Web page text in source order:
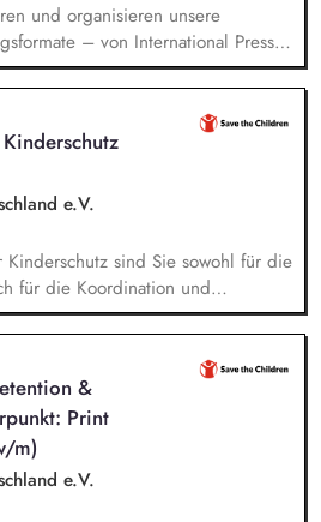
und organisieren unsere
– von International Press
und Aspen Fireside
Formaten wie der Aspen
Gala und neuen
identifizieren aktuelle politische
Referentinnen sowie
Politik, Wirtschaft, Wissenschaft,
e.V.
sind Sie sowohl für die
für die Koordination und
Workshops
Ansprache und Akquise von
für Trainings zum sensiblen
-videos (z. B. Kitas, Schulen,
Jugendverbände,
Eigenständige Konzeption
Trainings in
Präsenz bei Auftraggebern.
&
Print
m)
e.V.